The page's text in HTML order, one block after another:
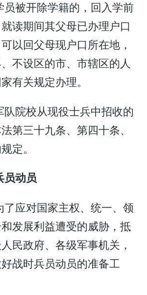
员被开除学籍的，回入学前
读期间其父母已办理户口
以回父母现户口所在地，
不设区的市、市辖区的人
有关规定办理。
队院校从现役士兵中招收的
第三十九条、第四十条、
定。
员动员
了应对国家主权、统一、领
发展利益遭受的威胁，抵
民政府、各级军事机关，
战时兵员动员的准备工